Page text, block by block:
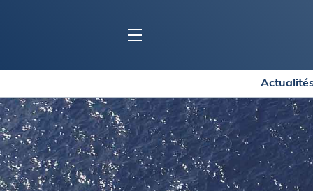
BLOC MARINE
Ports
Carnets de voyage
Dossiers de la rédaction
Collection Bloc Marine